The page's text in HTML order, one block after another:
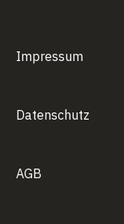
Impressum
Datenschutz
AGB